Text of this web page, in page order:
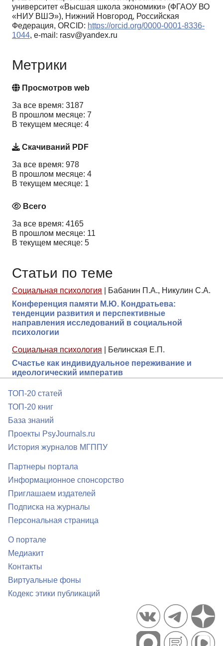
университет «Высшая школа экономики» (ФГАОУ ВО
«НИУ ВШЭ»), Нижний Новгород, Российская
Федерация, ORCID: https://orcid.org/0000-0001-8336-
1044, e-mail: rasv@yandex.ru
Метрики
Просмотров web
За все время: 3187
В прошлом месяце: 7
В текущем месяце: 4
Скачиваний PDF
За все время: 978
В прошлом месяце: 4
В текущем месяце: 1
Всего
За все время: 4165
В прошлом месяце: 11
В текущем месяце: 5
Статьи по теме
Социальная психология
Бабанин П.А., Никулин С.А.
Конференция памяти М.Ю. Кондратьева:
тенденции развития и перспективные
направления исследований в социальной
психологии
Социальная психология
Белинская Е.П.
Счастье как индивидуальное переживание и
идеологический императив
ТОП-20 статей
ТОП-20 книг
База знаний
Проекты PsyJournals.ru
История журналов МГППУ
Партнеры портала
Информационное спонсорство
Приглашаем издателей
Подписка на журналы
Персональная страница
О портале
Медиакит
Контакты
Виртуальные фоны
Кодекс этики публикаций